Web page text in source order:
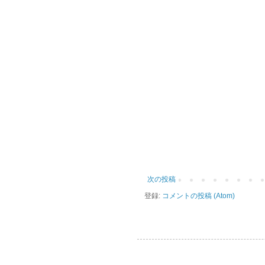
次の投稿
登録: コメントの投稿 (Atom)